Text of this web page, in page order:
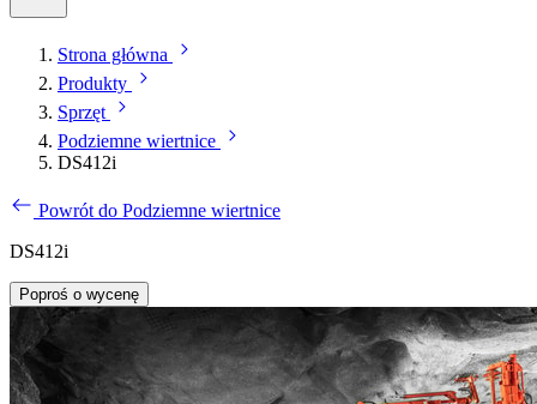
Strona główna
Produkty
Sprzęt
Podziemne wiertnice
DS412i
Powrót do Podziemne wiertnice
DS412i
Poproś o wycenę